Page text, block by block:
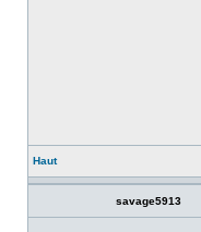
Haut
savage5913